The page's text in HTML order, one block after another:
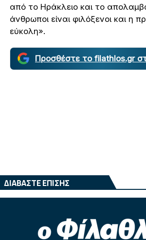
από το Ηράκλειο και το
άνθρωποι είναι φιλόξενοι και η
εύκολη».
Προσθέστε το filathlos.gr
ΔΙΑΒΑΣΤΕ ΕΠΙΣΗΣ